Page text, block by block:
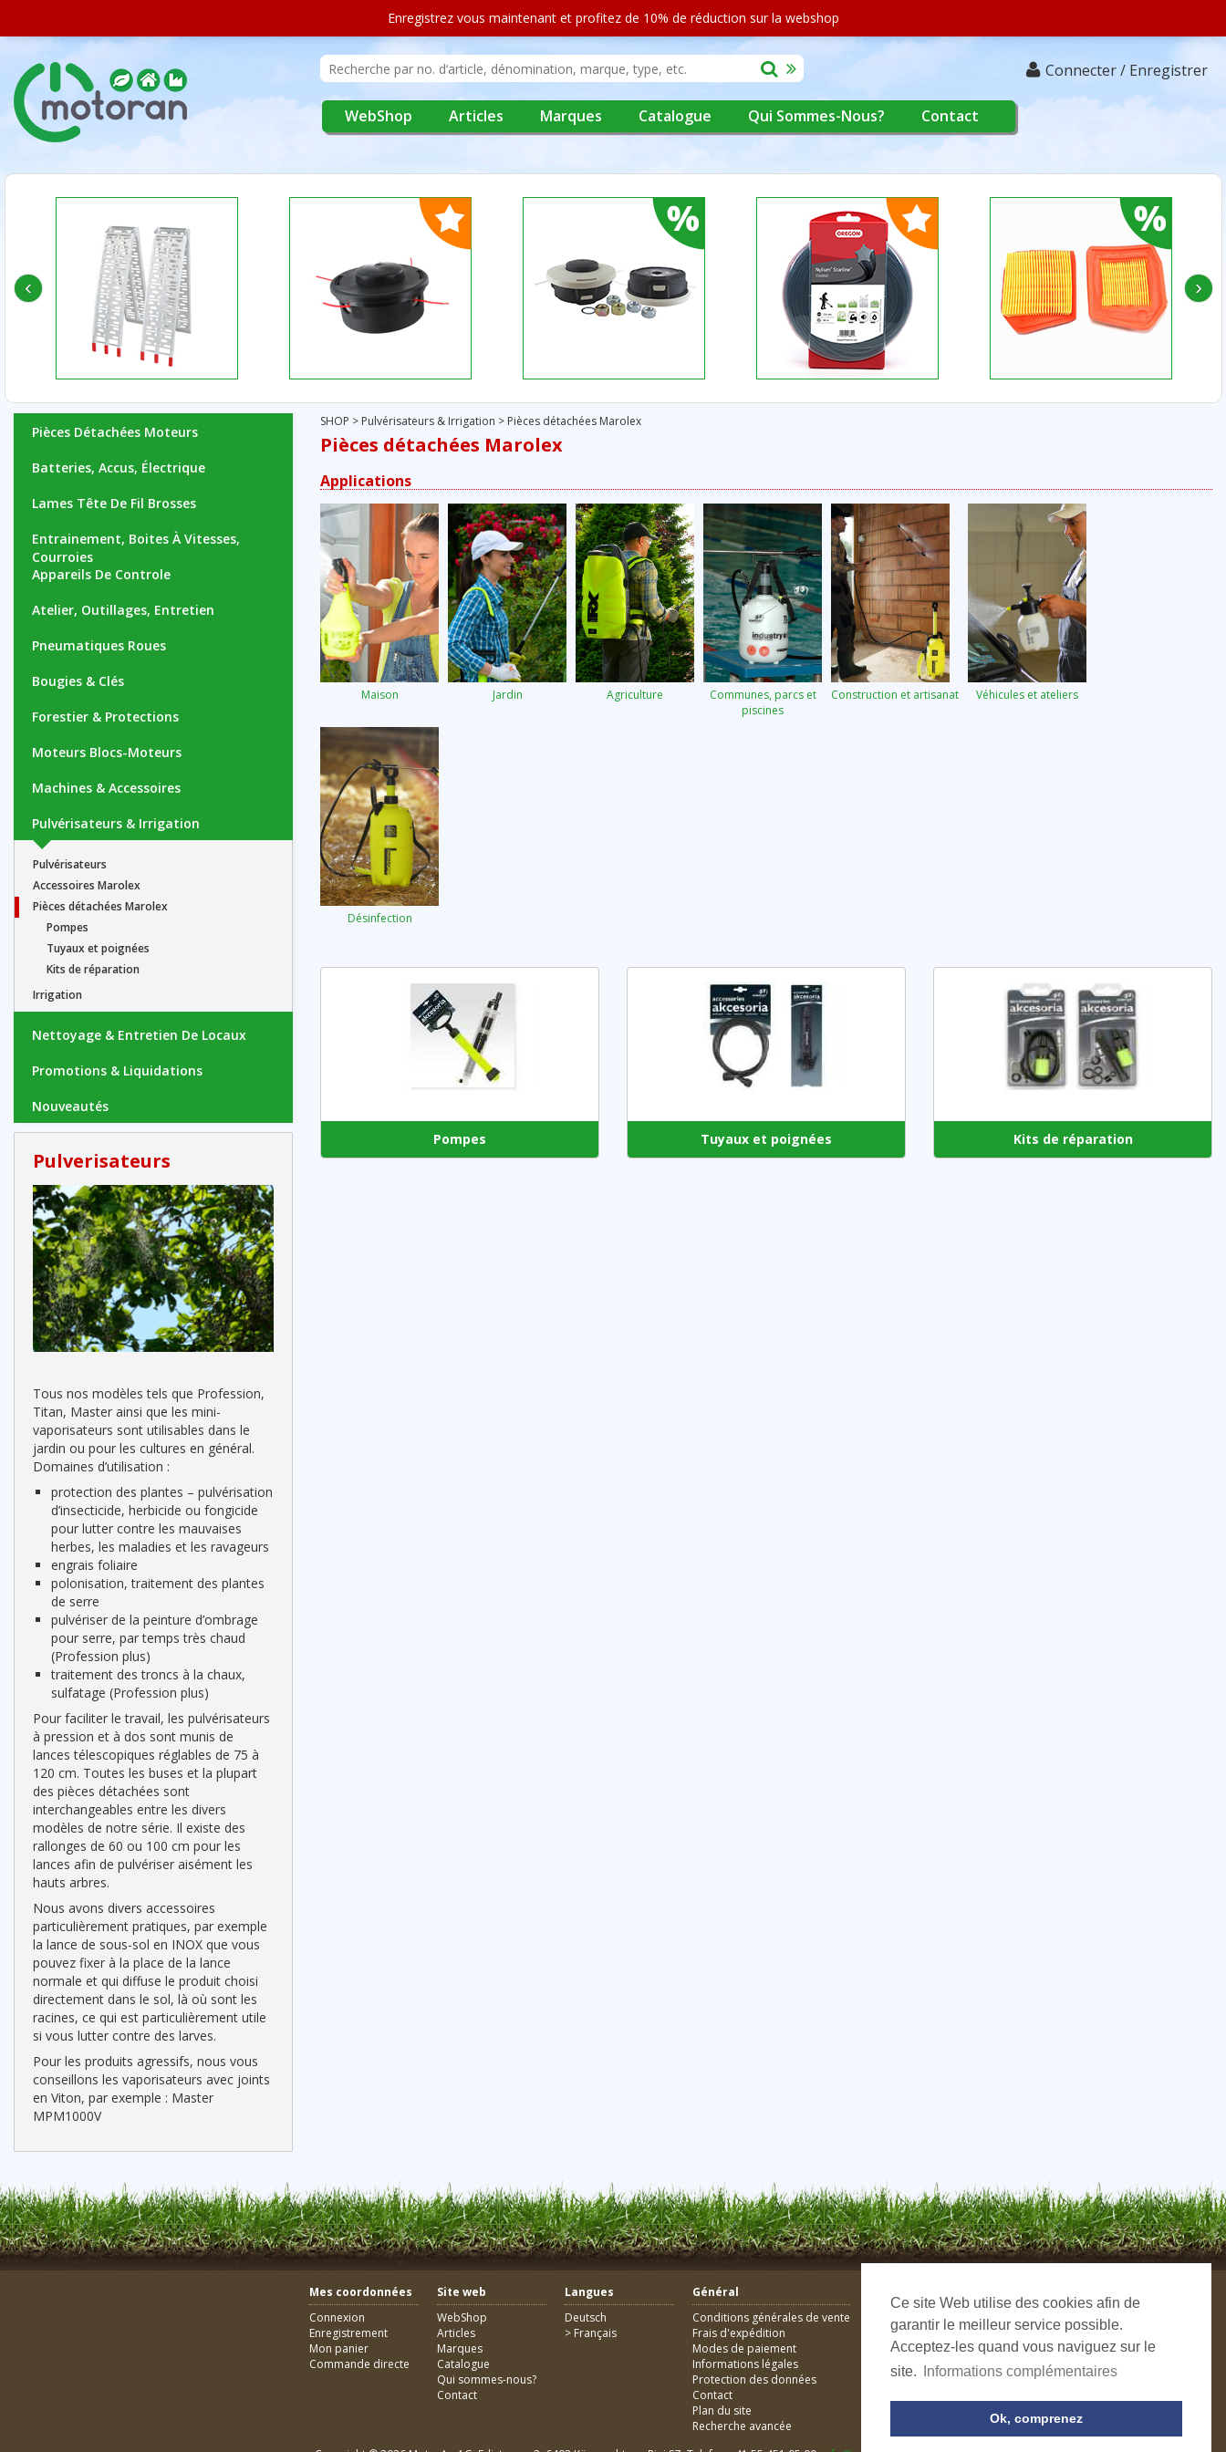
Ce site Web utilise des cookies afin de
garantir le meilleur service possible.
Acceptez-les quand vous naviguez sur le
site.
Informations complémentaires
Ok, comprenez
Enregistrez vous maintenant et profitez de 10% de réduction sur la webshop
Connecter / Enregistrer
WebShop Articles Marques Catalogue Qui Sommes-Nous? Contact
‹ ›
Pièces Détachées Moteurs
Batteries, Accus, Électrique
Lames Tête De Fil Brosses
Entrainement, Boites À Vitesses,
Courroies
Appareils De Controle
Atelier, Outillages, Entretien
Pneumatiques Roues
Bougies & Clés
Forestier & Protections
Moteurs Blocs-Moteurs
Machines & Accessoires
Pulvérisateurs & Irrigation
Pulvérisateurs
Accessoires Marolex
Pièces détachées Marolex
Pompes
Tuyaux et poignées
Kits de réparation
Irrigation
Nettoyage & Entretien De Locaux
Promotions & Liquidations
Nouveautés
Pulverisateurs
Tous nos modèles tels que Profession,
Titan, Master ainsi que les mini-
vaporisateurs sont utilisables dans le
jardin ou pour les cultures en général.
Domaines d’utilisation :
protection des plantes – pulvérisation
d’insecticide, herbicide ou fongicide
pour lutter contre les mauvaises
herbes, les maladies et les ravageurs
engrais foliaire
polonisation, traitement des plantes
de serre
pulvériser de la peinture d’ombrage
pour serre, par temps très chaud
(Profession plus)
traitement des troncs à la chaux,
sulfatage (Profession plus)
Pour faciliter le travail, les pulvérisateurs
à pression et à dos sont munis de
lances télescopiques réglables de 75 à
120 cm. Toutes les buses et la plupart
des pièces détachées sont
interchangeables entre les divers
modèles de notre série. Il existe des
rallonges de 60 ou 100 cm pour les
lances afin de pulvériser aisément les
hauts arbres.
Nous avons divers accessoires
particulièrement pratiques, par exemple
la lance de sous-sol en INOX que vous
pouvez fixer à la place de la lance
normale et qui diffuse le produit choisi
directement dans le sol, là où sont les
racines, ce qui est particulièrement utile
si vous lutter contre des larves.
Pour les produits agressifs, nous vous
conseillons les vaporisateurs avec joints
en Viton, par exemple : Master
MPM1000V
SHOP > Pulvérisateurs & Irrigation > Pièces détachées Marolex
Pièces détachées Marolex
Applications
Maison Jardin Agriculture
Communes, parcs et
piscines
Construction et artisanat Véhicules et ateliers
Désinfection
Pompes Tuyaux et poignées Kits de réparation
Mes coordonnées
Connexion
Enregistrement
Mon panier
Commande directe
Site web
WebShop
Articles
Marques
Catalogue
Qui sommes-nous?
Contact
Langues
Deutsch
> Français
Général
Conditions générales de vente
Frais d'expédition
Modes de paiement
Informations légales
Protection des données
Contact
Plan du site
Recherche avancée